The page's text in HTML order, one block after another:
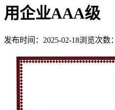
用企业AAA级
发布时间：2025-02-18浏览次数：